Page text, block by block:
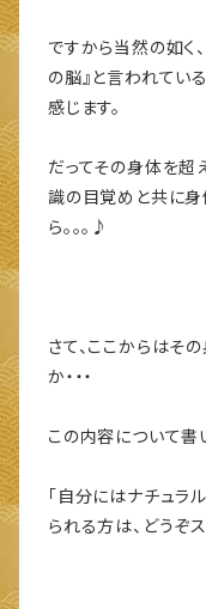
ですから当然の如く
の脳』と言われてい
感じます。
だってその身体を超
識の目覚めと共に身
ら。。。♪
さて、ここからはそ
か・・・
この内容について書
「自分にはナチュラ
られる方は、どうぞ